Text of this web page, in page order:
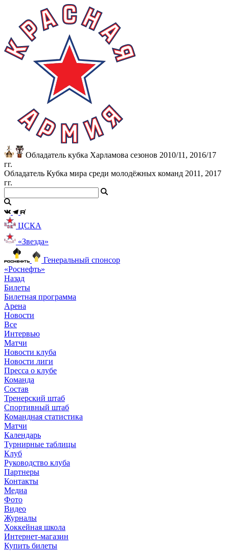
Обладатель кубка Харламова сезонов 2010/11, 2016/17
гг.
Обладатель Кубка мира среди молодёжных команд 2011, 2017
гг.
ЦСКА
«Звезда»
Генеральный спонсор
«Роснефть»
Назад
Билеты
Билетная программа
Арена
Новости
Все
Интервью
Матчи
Новости клуба
Новости лиги
Пресса о клубе
Команда
Состав
Тренерский штаб
Спортивный штаб
Командная статистика
Матчи
Календарь
Турнирные таблицы
Клуб
Руководство клуба
Партнеры
Контакты
Медиа
Фото
Видео
Журналы
Хоккейная школа
Интернет-магазин
Купить билеты